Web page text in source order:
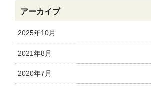
アーカイブ
2025年10月
2021年8月
2020年7月